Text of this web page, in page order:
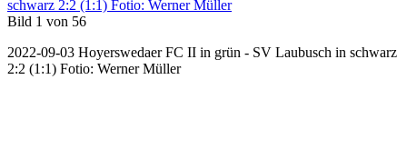
Bild 1 von 56
2022-09-03 Hoyerswedaer FC II in grün - SV Laubusch in schwarz
2:2 (1:1) Fotio: Werner Müller